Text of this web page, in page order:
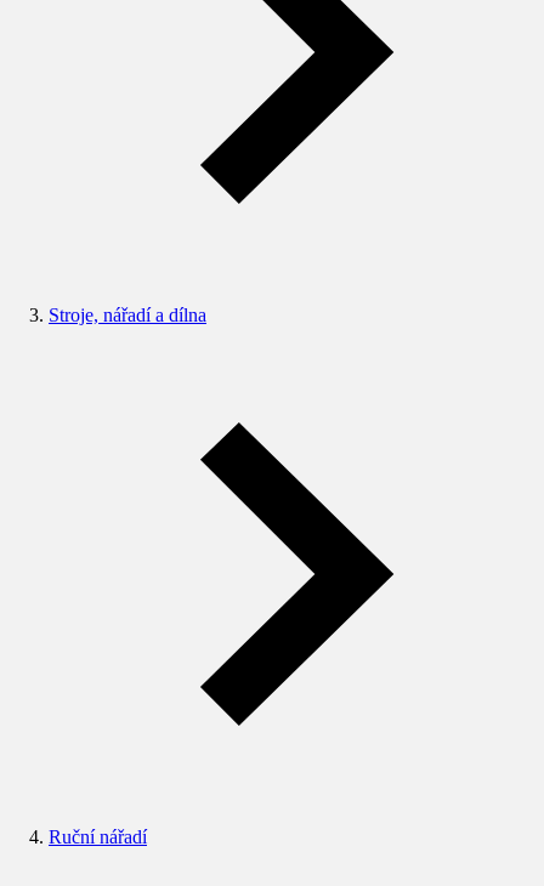
Stroje, nářadí a dílna
Ruční nářadí